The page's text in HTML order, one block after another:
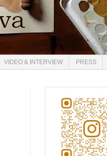
VIDEO & INTERVIEW PRESS